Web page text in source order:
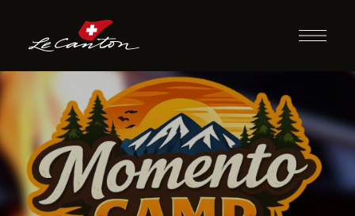
Momento Camp
Indoor